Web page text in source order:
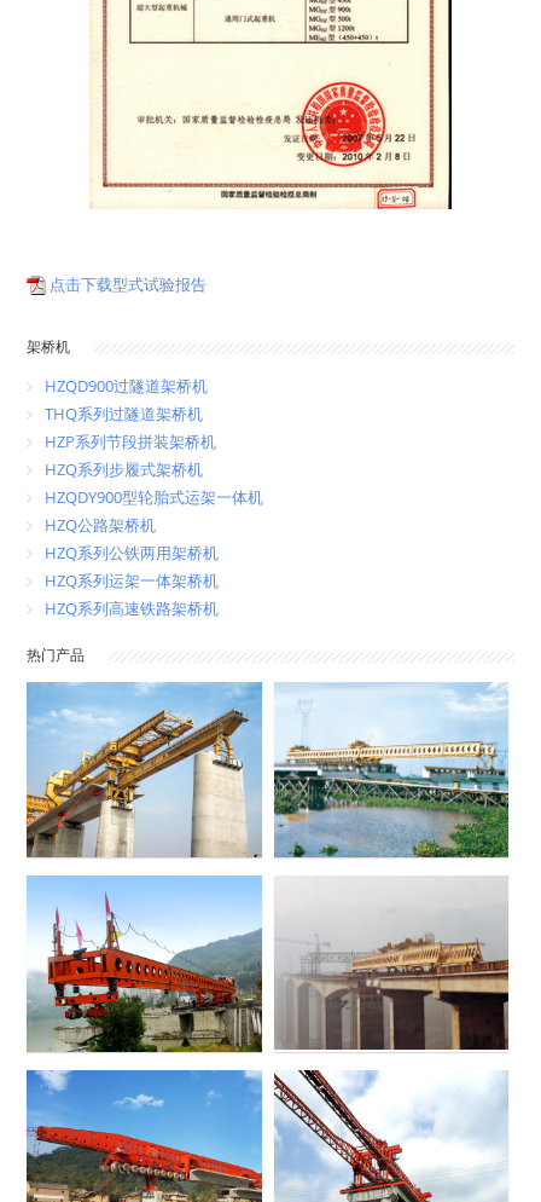
点击下载型式试验报告
架桥机
HZQD900过隧道架桥机
THQ系列过隧道架桥机
HZP系列节段拼装架桥机
HZQ系列步履式架桥机
HZQDY900型轮胎式运架一体机
HZQ公路架桥机
HZQ系列公铁两用架桥机
HZQ系列运架一体架桥机
HZQ系列高速铁路架桥机
热门产品